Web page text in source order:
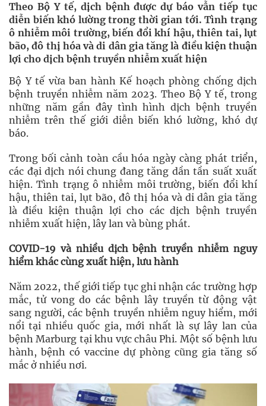
Theo Bộ Y tế, dịch bệnh được dự báo vẫn tiếp tục
diễn biến khó lường trong thời gian tới. Tình trạng
ô nhiễm môi trường, biến đổi khí hậu, thiên tai, lụt
bão, đô thị hóa và di dân gia tăng là điều kiện thuận
lợi cho dịch bệnh truyền nhiễm xuất hiện
Bộ Y tế vừa ban hành Kế hoạch phòng chống dịch
bệnh truyền nhiễm năm 2023. Theo Bộ Y tế, trong
những năm gần đây tình hình dịch bệnh truyền
nhiễm trên thế giới diễn biến khó lường, khó dự
báo.
Trong bối cảnh toàn cầu hóa ngày càng phát triển,
các đại dịch nói chung đang tăng dần tần suất xuất
hiện. Tình trạng ô nhiễm môi trường, biến đổi khí
hậu, thiên tai, lụt bão, đô thị hóa và di dân gia tăng
là điều kiện thuận lợi cho các dịch bệnh truyền
nhiễm xuất hiện, lây lan và bùng phát.
COVID-19 và nhiều dịch bệnh truyền nhiễm nguy
hiểm khác cùng xuất hiện, lưu hành
Năm 2022, thế giới tiếp tục ghi nhận các trường hợp
mắc, tử vong do các bệnh lây truyền từ động vật
sang người, các bệnh truyền nhiễm nguy hiểm, mới
nổi tại nhiều quốc gia, mới nhất là sự lây lan của
bệnh Marburg tại khu vực châu Phi. Một số bệnh lưu
hành, bệnh có vaccine dự phòng cũng gia tăng số
mắc ở nhiều nơi.